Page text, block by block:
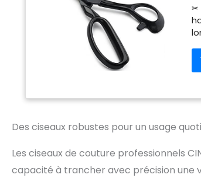
✂
Des ciseaux robustes pour un usage
Les ciseaux de couture professionnels
capacité à trancher avec précision une